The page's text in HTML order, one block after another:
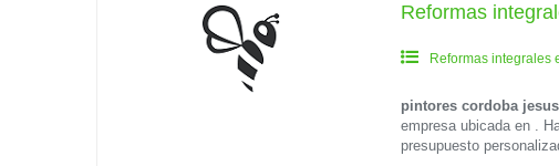
Reformas
Reformas integrales
pintores cordoba
empresa ubicada en .
presupuesto